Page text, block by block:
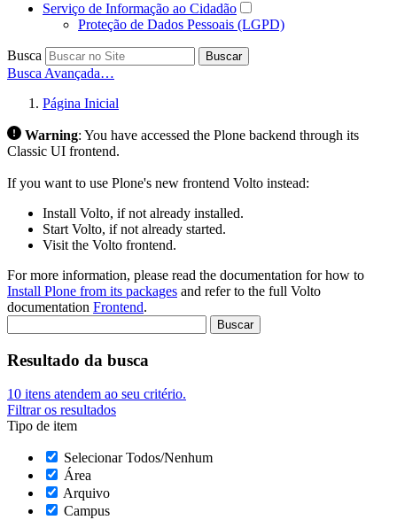
Serviço de Informação ao Cidadão
Proteção de Dados Pessoais (LGPD)
Busca Buscar
Busca Avançada…
Página Inicial
Warning: You have accessed the Plone backend through its
Classic UI frontend.
If you want to use Plone's new frontend Volto instead:
Install Volto, if not already installed.
Start Volto, if not already started.
Visit the Volto frontend.
For more information, please read the documentation for how to
Install Plone from its packages and refer to the full Volto
documentation Frontend.
Resultado da busca
10 itens atendem ao seu critério.
Filtrar os resultados
Tipo de item
Selecionar Todos/Nenhum
Área
Arquivo
Campus